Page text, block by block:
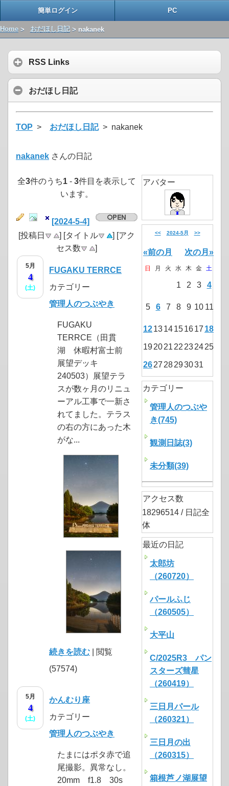
簡単ログイン PC
Home > おだほし日記> nakanek
RSS Links
おだほし日記
TOP > おだほし日記> nakanek
nakanek さんの日記
全3件のうち1 - 3件目を表示して
います。
[2024-5-4]
[投稿日
] [タイトル
] [アク
セス数
]
5月
4
(土)
FUGAKU TERRCE
カテゴリー
管理人のつぶやき
FUGAKU
TERRCE（田貫
湖 休暇村富士前
展望デッキ
240503）展望テラ
スが数ヶ月のリニュ
ーアル工事で一新さ
れてました。テラス
の右の方にあった木
がな...
続きを読む | 閲覧
(57574)
5月
4
(土)
かんむり座
カテゴリー
管理人のつぶやき
たまにはポタ赤で追
尾撮影。異常なし。
20mm f1.8 30s
アバター
<< 2024-5月 >>
«前の月 次の月»
日 月 火 水 木 金 土
1 2 3 4
5 6 7 8 9 10 11
121314151617 18
192021 22 232425
2627 28293031
カテゴリー
管理人のつぶや
き(745)
観測日誌(3)
未分類(39)
アクセス数
18296514 / 日記全
体
最近の日記
太郎坊
（260720）
パールふじ
（260505）
大平山
C/2025R3 パン
スターズ彗星
（260419）
三日月パール
（260321）
三日月の出
（260315）
箱根芦ノ湖展望